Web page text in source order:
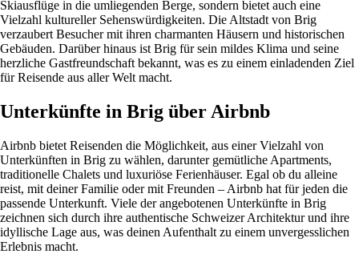
Skiausflüge in die umliegenden Berge, sondern bietet auch eine
Vielzahl kultureller Sehenswürdigkeiten. Die Altstadt von Brig
verzaubert Besucher mit ihren charmanten Häusern und historischen
Gebäuden. Darüber hinaus ist Brig für sein mildes Klima und seine
herzliche Gastfreundschaft bekannt, was es zu einem einladenden Ziel
für Reisende aus aller Welt macht.
Unterkünfte in Brig über Airbnb
Airbnb bietet Reisenden die Möglichkeit, aus einer Vielzahl von
Unterkünften in Brig zu wählen, darunter gemütliche Apartments,
traditionelle Chalets und luxuriöse Ferienhäuser. Egal ob du alleine
reist, mit deiner Familie oder mit Freunden – Airbnb hat für jeden die
passende Unterkunft. Viele der angebotenen Unterkünfte in Brig
zeichnen sich durch ihre authentische Schweizer Architektur und ihre
idyllische Lage aus, was deinen Aufenthalt zu einem unvergesslichen
Erlebnis macht.